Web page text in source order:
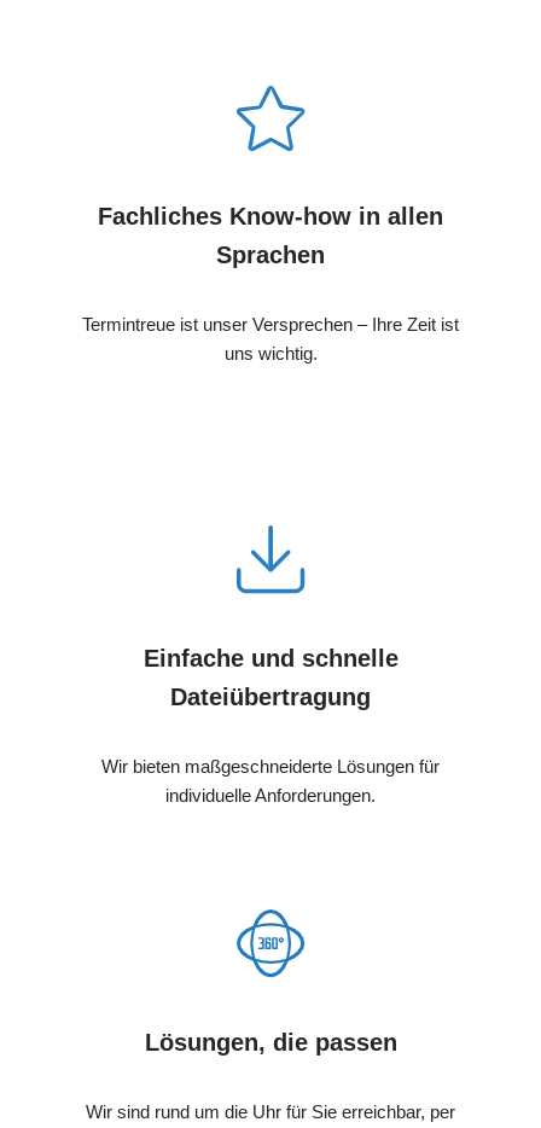
Fachliches Know-how in allen
Sprachen
Termintreue ist unser Versprechen – Ihre Zeit ist
uns wichtig.
Einfache und schnelle
Dateiübertragung
Wir bieten maßgeschneiderte Lösungen für
individuelle Anforderungen.
Lösungen, die passen
Wir sind rund um die Uhr für Sie erreichbar, per